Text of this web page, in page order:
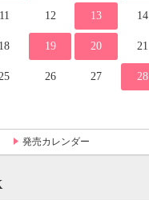
11 12 13 14
18 19 20 21
25 26 27 28
発売カレンダー